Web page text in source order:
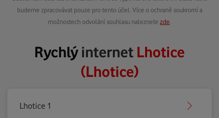
budeme zpracovávat pouze pro tento účel. Více o ochraně soukromí a
možnostech odvolání souhlasu naleznete zde
Rychlýinternet Lhotice
(Lhotice)
Lhotice 1